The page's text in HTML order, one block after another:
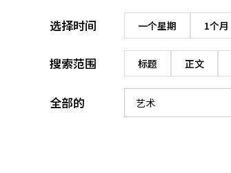
选择时间 一个星期 1个月
搜索范围 标题 正文
全部的